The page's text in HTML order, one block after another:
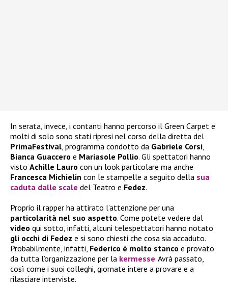
In serata, invece, i contanti hanno percorso il Green Carpet e
molti di solo sono stati ripresi nel corso della diretta del
PrimaFestival, programma condotto da Gabriele Corsi,
Bianca Guaccero e Mariasole Pollio. Gli spettatori hanno
visto Achille Lauro con un look particolare ma anche
Francesca Michielin con le stampelle a seguito della sua
caduta dalle scale del Teatro e Fedez.
Proprio il rapper ha attirato l’attenzione per una
particolarità nel suo aspetto. Come potete vedere dal
video qui sotto, infatti, alcuni telespettatori hanno notato
gli occhi di Fedez e si sono chiesti che cosa sia accaduto.
Probabilmente, infatti, Federico è molto stanco e provato
da tutta l’organizzazione per la kermesse. Avrà passato,
così come i suoi colleghi, giornate intere a provare e a
rilasciare interviste.